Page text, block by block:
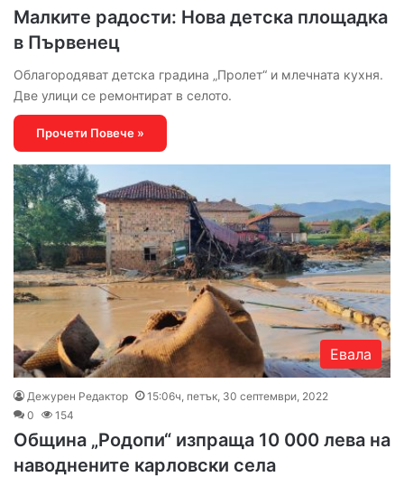
Малките радости: Нова детска площадка
в Първенец
Облагородяват детска градина „Пролет“ и млечната кухня.
Две улици се ремонтират в селото.
Прочети Повече »
Евала
Дежурен Редактор
15:06ч, петък, 30 септември, 2022
0
154
Община „Родопи“ изпраща 10 000 лева на
наводнените карловски села